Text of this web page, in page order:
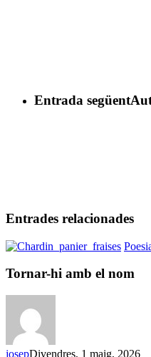
Entrada següent
Entrades relacionades
Tornar-hi amb el nom
josepDivendres, 1 maig, 2026